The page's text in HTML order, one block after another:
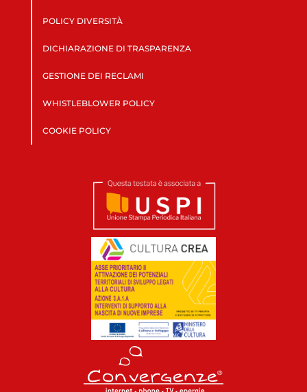
POLICY DIVERSITÀ
DICHIARAZIONE DI TRASPARENZA
GESTIONE DEI RECLAMI
WHISTLEBLOWER POLICY
COOKIE POLICY